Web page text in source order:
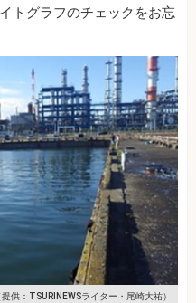
トグラフのチェックをお忘
提供：TSURINEWSライター・尾崎大祐）